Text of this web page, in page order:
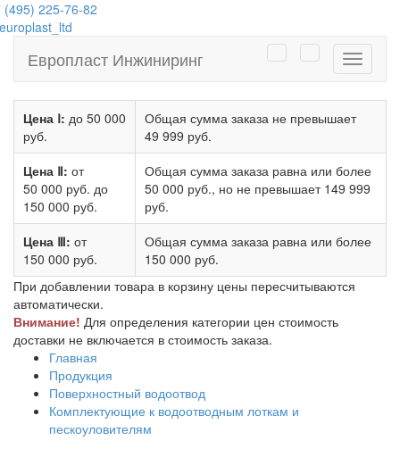
(495) 225-76-82
Европласт Инжиниринг
Цена Ⅰ: до 50 000
руб.
Общая сумма заказа не превышает
49 999 руб.
Цена Ⅱ: от
50 000 руб. до
150 000 руб.
Общая сумма заказа равна или более
50 000 руб., но не превышает 149 999
руб.
Цена Ⅲ: от
150 000 руб.
Общая сумма заказа равна или более
150 000 руб.
При добавлении товара в корзину цены пересчитываются
автоматически.
Внимание! Для определения категории цен стоимость
доставки не включается в стоимость заказа.
Главная
Продукция
Поверхностный водоотвод
Комплектующие к водоотводным лоткам и
пескоуловителям